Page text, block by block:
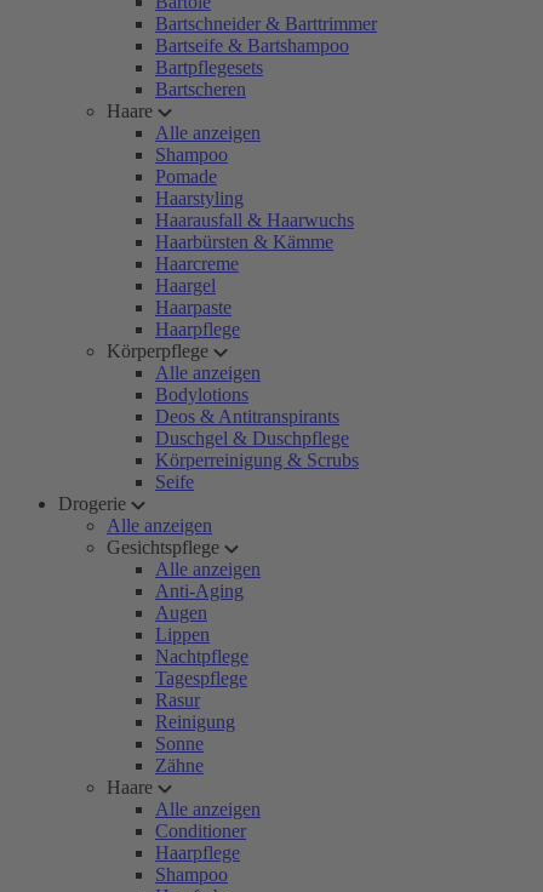
Bartschneider & Barttrimmer
Bartseife & Bartshampoo
Bartpflegesets
Bartscheren
Haare
Alle anzeigen
Shampoo
Pomade
Haarstyling
Haarausfall & Haarwuchs
Haarbürsten & Kämme
Haarcreme
Haargel
Haarpaste
Haarpflege
Körperpflege
Alle anzeigen
Bodylotions
Deos & Antitranspirants
Duschgel & Duschpflege
Körperreinigung & Scrubs
Seife
Drogerie
Alle anzeigen
Gesichtspflege
Alle anzeigen
Anti-Aging
Augen
Lippen
Nachtpflege
Tagespflege
Rasur
Reinigung
Sonne
Zähne
Haare
Alle anzeigen
Conditioner
Haarpflege
Shampoo